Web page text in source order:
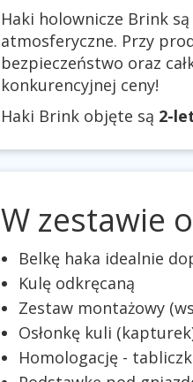
Haki holownicze Brink są
atmosferyczne. Przy
bezpieczeństwo oraz
konkurencyjnej ceny!
Haki Brink objęte są 2-
W zestawie
Belkę haka idealnie
Kulę odkręcaną
Zestaw montażowy
Osłonkę kuli
Homologację -